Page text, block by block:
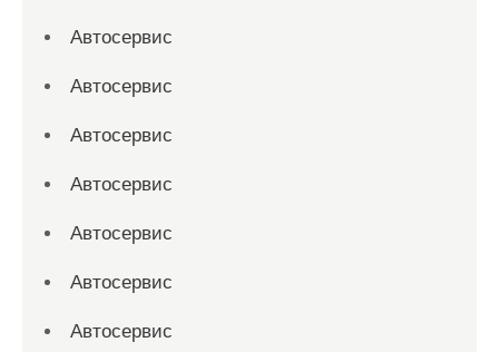
Автосервис
Автосервис
Автосервис
Автосервис
Автосервис
Автосервис
Автосервис